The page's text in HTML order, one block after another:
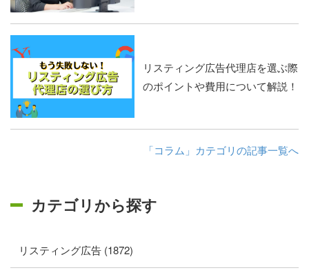
リスティング広告代理店を選ぶ際
のポイントや費用について解説！
「コラム」カテゴリの記事一覧へ
カテゴリから探す
リスティング広告 (1872)